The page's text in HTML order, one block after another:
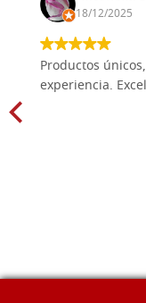
18/12/2025
Productos
experiencia.